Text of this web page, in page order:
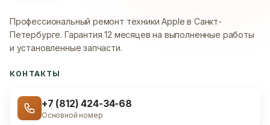
Профессиональный ремонт техники Apple в Санкт-
Петербурге. Гарантия 12 месяцев на выполненные работы
и установленные запчасти.
КОНТАКТЫ
+7 (812) 424-34-68
Основной номер